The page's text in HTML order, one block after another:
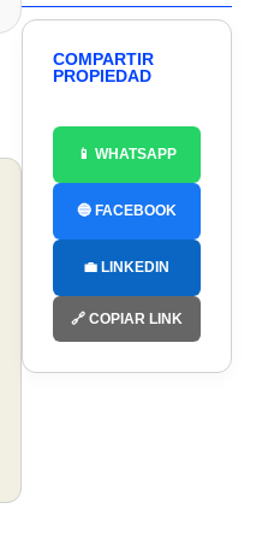
COMPARTIR
PROPIEDAD
📱 WHATSAPP
🔵 FACEBOOK
💼 LINKEDIN
🔗 COPIAR LINK